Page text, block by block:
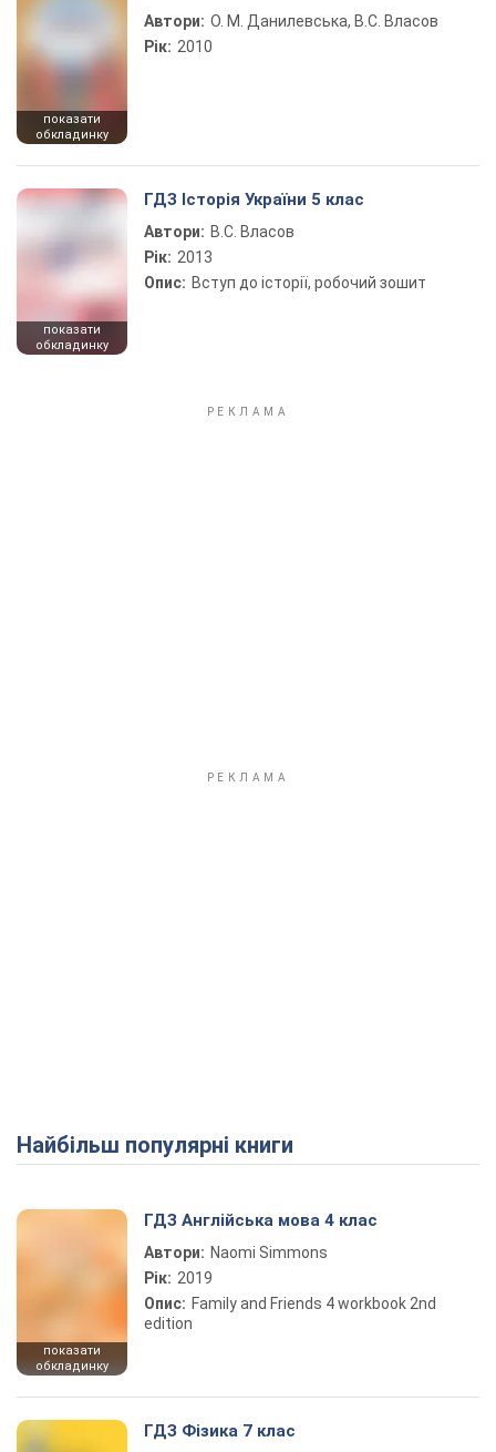
показати
обкладинку
Автори: О. М. Данилевська, В.С. Власов
Рік: 2010
показати
обкладинку
ГДЗ Історія України 5 клас
Автори: В.С. Власов
Рік: 2013
Опис: Вступ до історії, робочий зошит
Найбільш популярні книги
показати
обкладинку
ГДЗ Англійська мова 4 клас
Автори: Naomi Simmons
Рік: 2019
Опис: Family and Friends 4 workbook 2nd
edition
ГДЗ Фізика 7 клас